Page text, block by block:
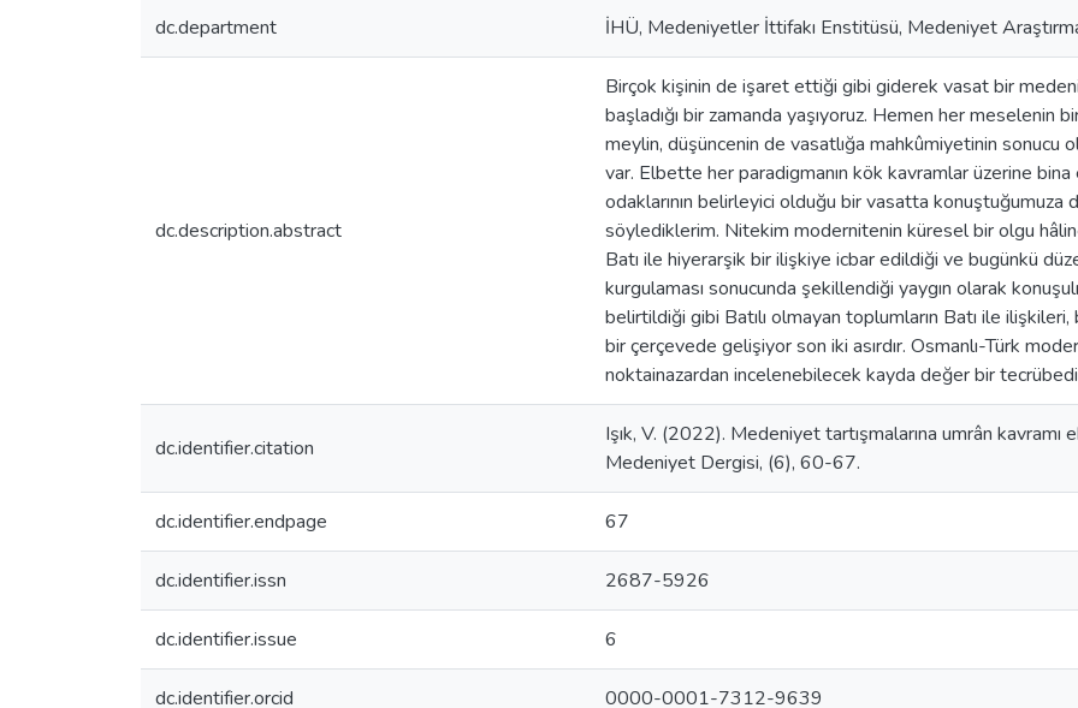
dc.department İHÜ, Medeniyetler İttifakı Enstitüsü, Medeniyet
dc.description.abstract
Birçok kişinin de işaret ettiği gibi giderek vasat bir
başladığı bir zamanda yaşıyoruz. Hemen her meselenin
meylin, düşüncenin de vasatlığa mahkûmiyetinin sonucu
var. Elbette her paradigmanın kök kavramlar üzerine
odaklarının belirleyici olduğu bir vasatta
söylediklerim. Nitekim modernitenin küresel bir olgu
Batı ile hiyerarşik bir ilişkiye icbar edildiği ve bugünkü
kurgulaması sonucunda şekillendiği yaygın olarak
belirtildiği gibi Batılı olmayan toplumların Batı ile
bir çerçevede gelişiyor son iki asırdır. Osmanlı-Türk
noktainazardan incelenebilecek kayda değer bir
dc.identifier.citation
Işık, V. (2022). Medeniyet tartışmalarına umrân
Medeniyet Dergisi, (6), 60-67.
dc.identifier.endpage 67
dc.identifier.issn 2687-5926
dc.identifier.issue 6
dc.identifier.orcid 0000-0001-7312-9639